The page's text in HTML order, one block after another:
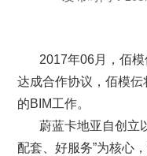
2017年06月，佰模
达成合作协议，佰模伝
的BIM工作。
蔚蓝卡地亚自创立以
配套、好服务”为核心